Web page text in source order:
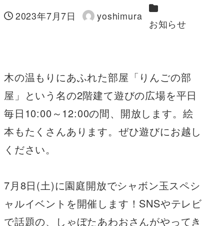
投稿日
2023年7月7日
著
yoshimura
カテゴリー
お知らせ
木の温もりにあふれた部屋「りんごの部
屋」という名の2階建て遊びの広場を平日
毎日10:00～12:00の間、開放します。絵
本もたくさんあります。ぜひ遊びにお越し
ください。
7月8日(土)に園庭開放でシャボン玉スペシ
ャルイベントを開催します！SNSやテレビ
で話題の、しゃぼたあわおさんがやってき